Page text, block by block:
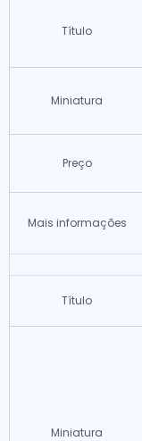
Título
Miniatura
Preço
Mais informações
Título
Miniatura